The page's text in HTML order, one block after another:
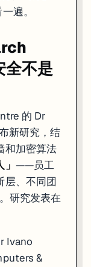
遍。
全不是
的 Dr
新研究，结
和加密算法
——员工
层、不同团
研究发表在
Ivano
&